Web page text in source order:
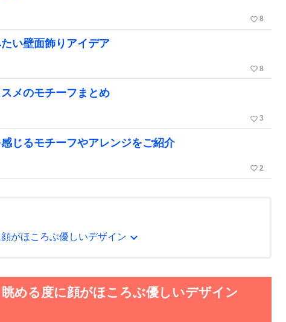
favorite_border 8
い壁面飾りアイデア
favorite_border 8
メのモチーフまとめ
favorite_border 3
じるモチーフやアレンジをご紹介
favorite_border 2
がほころぶ優しいデザイン expand_more
める度に顔がほころぶ優しいデザイン